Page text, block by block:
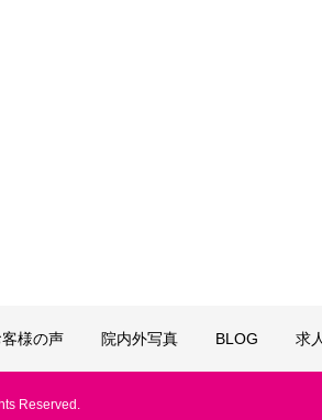
客様の声 院内外写真 BLOG 求
Reserved.